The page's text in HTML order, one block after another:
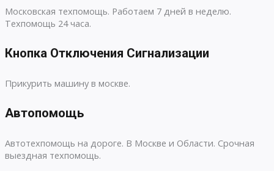
Московская техпомощь. Работаем 7 дней в неделю.
Техпомощь 24 часа.
Кнопка Отключения Сигнализации
Прикурить машину в москве.
Автопомощь
Автотехпомощь на дороге. В Москве и Области. Срочная
выездная техпомощь.